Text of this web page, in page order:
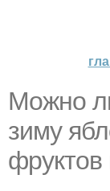
Можно
зиму
фруктов